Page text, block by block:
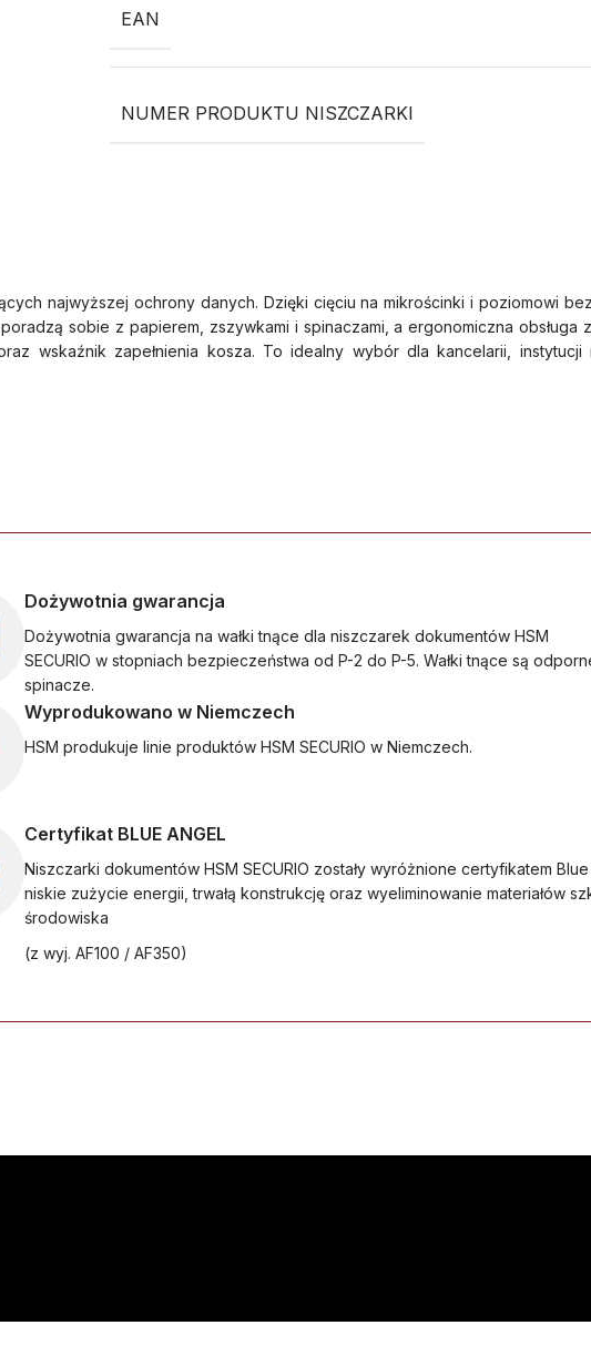
EAN
NUMER PRODUKTU NISZCZARKI
najwyższej ochrony danych. Dzięki cięciu na mikrościnki i poziomowi
sobie z papierem, zszywkami i spinaczami, a ergonomiczna obsługa
wskaźnik zapełnienia kosza. To idealny wybór dla kancelarii, instytucji
Dożywotnia gwarancja
Dożywotnia gwarancja na wałki tnące dla niszczarek dokumentów HSM
SECURIO w stopniach bezpieczeństwa od P-2 do P-5. Wałki tnące są
spinacze.
Wyprodukowano w Niemczech
HSM produkuje linie produktów HSM SECURIO w Niemczech.
Certyfikat BLUE ANGEL
Niszczarki dokumentów HSM SECURIO zostały wyróżnione certyfikatem
niskie zużycie energii, trwałą konstrukcję oraz wyeliminowanie materiałów
środowiska
(z wyj. AF100 / AF350)